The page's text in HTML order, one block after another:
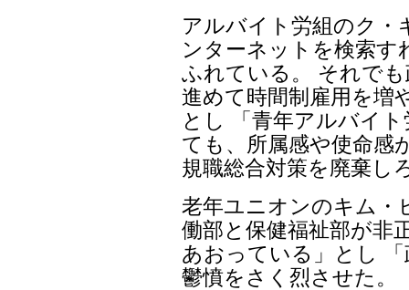
アルバイト労組のク・
ンターネットを検索す
ふれている。 それで
進めて時間制雇用を増
とし 「青年アルバイ
ても、所属感や使命感
規職総合対策を廃棄し
老年ユニオンのキム・
働部と保健福祉部が非
あおっている」とし
鬱憤をさく烈させた。